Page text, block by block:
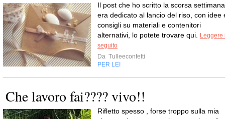
Il post che ho scritto la scorsa settimana
era dedicato al lancio del riso, con idee
consigli su materiali e contenitori
alternativi, lo potete trovare qui.
Leggere
seguito
Da Tulleeconfetti
PER LEI
Che lavoro fai???? vivo!!
Rifletto spesso , forse troppo sulla mia